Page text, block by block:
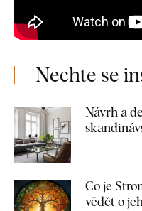
Nechte se
Návrh a
Co je
vědět o